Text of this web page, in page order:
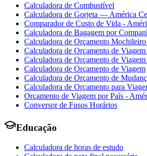
Calculadora de Combustível
Calculadora de Gorjeta — América
Comparador de Custo de Vida -
Calculadora de Bagagem por
Calculadora de Orçamento
Calculadora de Orçamento de
Calculadora de Orçamento de
Calculadora de Orçamento de Viagem
Calculadora de Orçamento de
Calculadora de Orçamento para
Orçamento de Viagem por País -
Conversor de Fusos Horários
Educação
Calculadora de horas de estudo